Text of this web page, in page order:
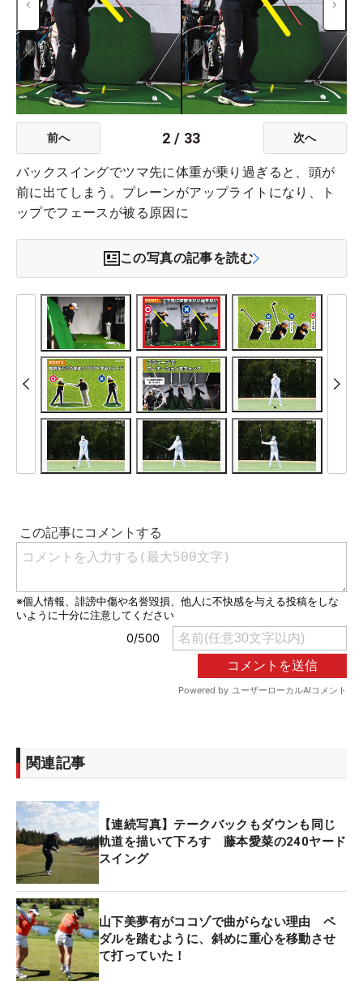
前へ 2 / 33 次へ
バックスイングでツマ先に体重が乗り過ぎると、頭が
前に出てしまう。プレーンがアップライトになり、ト
ップでフェースが被る原因に
この写真の記事を読む
関連記事
【連続写真】テークバックもダウンも同じ
軌道を描いて下ろす 藤本愛菜の240ヤード
スイング
山下美夢有がココゾで曲がらない理由 ペ
ダルを踏むように、斜めに重心を移動させ
て打っていた！